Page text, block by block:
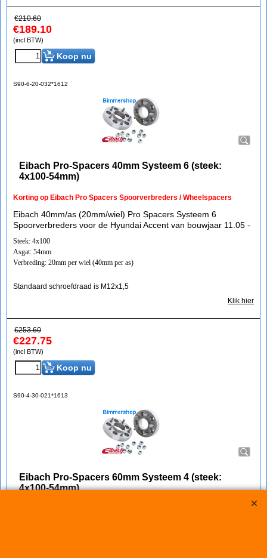
€210.60
€189.10
(incl BTW)
Koop nu
S90-6-20-032*1612
Eibach Pro-Spacers 40mm Systeem 6 (steek:
4x100-54mm)
Korting op Eibach Pro Spacers Spoorverbreders / Wheelspacers
Eibach 40mm/as (20mm/wiel) Pro Spacers Systeem 6
Spoorverbreders voor de Hyundai Accent van bouwjaar 11.05 -
Steek: 4x100
Asgat: 54mm
Verbreding: 20mm per wiel (40mm per as)
Standaard schroefdraad is M12x1,5
Klik hier
€253.60
€227.75
(incl BTW)
Koop nu
S90-4-30-021*1613
Eibach Pro-Spacers 60mm Systeem 4 (steek:
4x100-54mm)